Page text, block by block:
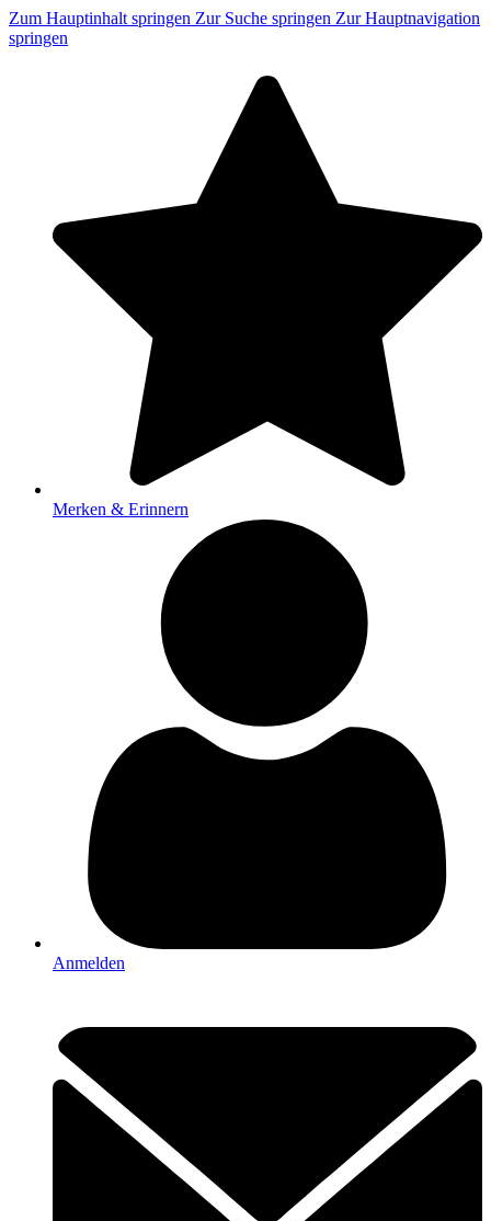
Zum Hauptinhalt springen Zur Suche springen Zur Hauptnavigation
springen
Merken & Erinnern
Anmelden